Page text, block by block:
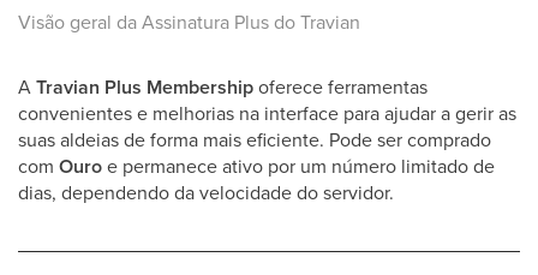
Visão geral da Assinatura Plus do Travian
ATravian Plus Membershipoferece ferramentas
convenientes e melhorias na interface para ajudar a gerir as
suas aldeias de forma mais eficiente. Pode ser comprado
com Ouroe permanece ativo por um número limitado de
dias, dependendo da velocidade do servidor.